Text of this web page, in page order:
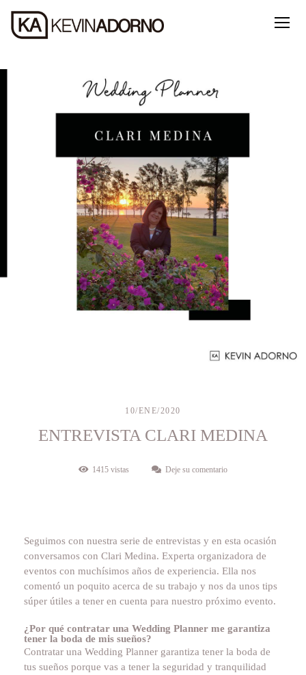
10/ENE/2020
ENTREVISTA CLARI MEDINA
1415 vistas Deje su comentario
Seguimos con nuestra serie de entrevistas y en esta ocasión
conversamos con Clari Medina. Experta organizadora de
eventos con muchísimos años de experiencia. Ella nos
comentó un poquito acerca de su trabajo y nos da unos tips
súper útiles a tener en cuenta para nuestro próximo evento.
¿Por qué contratar una Wedding Planner me garantiza
tener la boda de mis sueños?
Contratar una Wedding Planner garantiza tener la boda de
tus sueños porque vas a tener la seguridad y tranquilidad